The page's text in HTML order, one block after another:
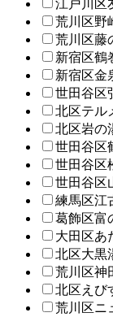
江戸川区
荒川区野
荒川区藤
新宿区鶴
新宿区金
世田谷区
北区テル
北区岩の
世田谷区
世田谷区
世田谷区
練馬区江
葛飾区富
大田区あ
北区大黒
荒川区神
北区えび
荒川区ニ